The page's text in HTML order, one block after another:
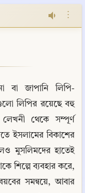
⋮
বা জাপানি লিপি-
লিপির রয়েছে বহু
থেকে সম্পূর্ণ
ইসলামের বিকাশের
মুসলিমদের হাতেই
শিল্পে ব্যবহার করে,
সমন্বয়ে, আবার